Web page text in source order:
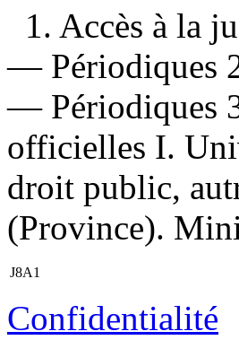
1. Accès à la
— Périodiques
— Périodiques
officielles I.
droit public,
(Province).
J8A1
Confidentialité